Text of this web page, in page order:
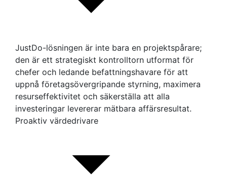
JustDo-lösningen är inte bara en projektspårare;
den är ett strategiskt kontrolltorn utformat för
chefer och ledande befattningshavare för att
uppnå företagsövergripande styrning, maximera
resurseffektivitet och säkerställa att alla
investeringar levererar mätbara affärsresultat.
Proaktiv värdedrivare